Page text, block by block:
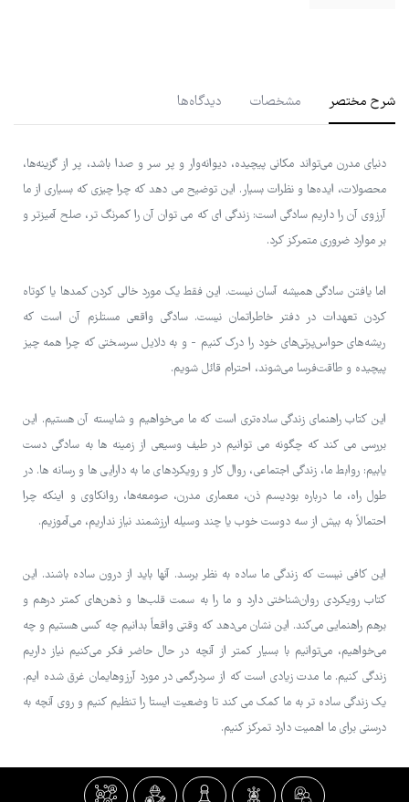
شرح مختصر مشخصات دیدگاه‌ها
دنیای مدرن می‌تواند مکانی پیچیده، دیوانه‌وار و پر سر و صدا باشد، پر از گزینه‌ها،
محصولات، ایده‌ها و نظرات بسیار. این توضیح می دهد که چرا چیزی که بسیاری از ما
آرزوی آن را داریم سادگی است: زندگی ای که می توان آن را کمرنگ تر، صلح آمیزتر و
بر موارد ضروری متمرکز کرد.
اما یافتن سادگی همیشه آسان نیست. این فقط یک مورد خالی کردن کمدها یا کوتاه
کردن تعهدات در دفتر خاطراتمان نیست. سادگی واقعی مستلزم آن است که
ریشه‌های حواس‌پرتی‌های خود را درک کنیم - و به دلایل سرسختی که چرا همه چیز
پیچیده و طاقت‌فرسا می‌شوند، احترام قائل شویم.
این کتاب راهنمای زندگی ساده‌تری است که ما می‌خواهیم و شایسته آن هستیم. این
بررسی می کند که چگونه می توانیم در طیف وسیعی از زمینه ها به سادگی دست
یابیم: روابط ما، زندگی اجتماعی، روال کار و رویکردهای ما به دارایی ها و رسانه ها. در
طول راه، ما درباره بودیسم ذن، معماری مدرن، صومعه‌ها، روانکاوی و اینکه چرا
احتمالاً به بیش از سه دوست خوب یا چند وسیله ارزشمند نیاز نداریم، می‌آموزیم.
این کافی نیست که زندگی ما ساده به نظر برسد. آنها باید از درون ساده باشند. این
کتاب رویکردی روان‌شناختی دارد و ما را به سمت قلب‌ها و ذهن‌های کمتر درهم و
برهم راهنمایی می‌کند. این نشان می‌دهد که وقتی واقعاً بدانیم چه کسی هستیم و چه
می‌خواهیم، می‌توانیم با بسیار کمتر از آنچه در حال حاضر فکر می‌کنیم نیاز داریم
زندگی کنیم. ما مدت زیادی است که از سردرگمی در مورد آرزوهایمان غرق شده ایم.
یک زندگی ساده تر به ما کمک می کند تا وضعیت ایستا را تنظیم کنیم و روی آنچه به
درستی برای ما اهمیت دارد تمرکز کنیم.